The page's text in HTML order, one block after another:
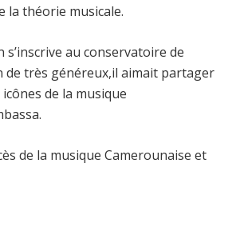
la théorie musicale.
au conservatoire de
de très généreux,il aimait partager
de la musique
de la musique Camerounaise et